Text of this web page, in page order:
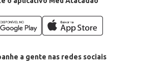
a gente nas redes sociais